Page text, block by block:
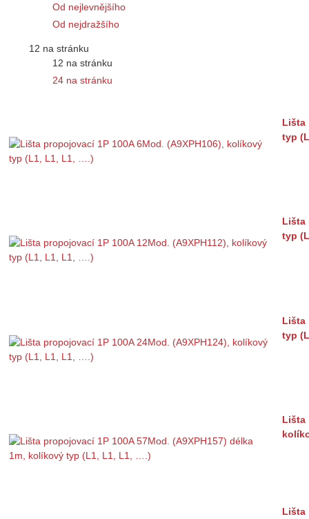
Od nejlevnějšího
Od nejdražšího
12 na stránku
12 na stránku
24 na stránku
Lišta
typ
Lišta
typ
Lišta
typ
Lišta
Lišta